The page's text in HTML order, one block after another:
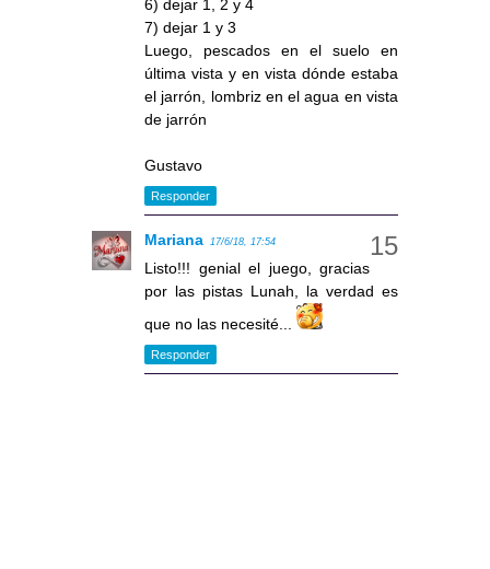
6) dejar 1, 2 y 4
7) dejar 1 y 3
Luego, pescados en el suelo en
última vista y en vista dónde estaba
el jarrón, lombriz en el agua en vista
de jarrón
Gustavo
Responder
Mariana 17/6/18, 17:54
Listo!!! genial el juego, gracias
por las pistas Lunah, la verdad es
que no las necesité...
Responder